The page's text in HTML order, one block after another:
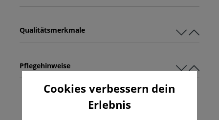
Qualitätsmerkmale
Pflegehinweise
Cookies verbessern dein
Erlebnis